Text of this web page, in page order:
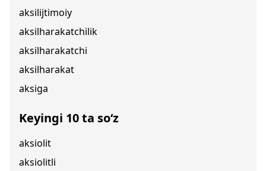
aksilijtimoiy
aksilharakatchilik
aksilharakatchi
aksilharakat
aksiga
Keyingi 10 ta so‘z
aksiolit
aksiolitli